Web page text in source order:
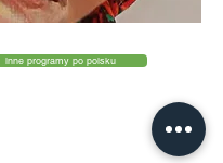
inne programy po polsku